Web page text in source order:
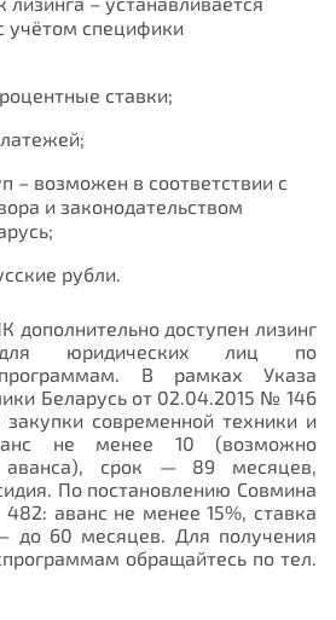
учётом специфики
ставки;
– возможен в соответствии с
и законодательством
рубли.
дополнительно доступен лизинг
для юридических лиц по
программам. В рамках Указа
Беларусь от 02.04.2015 № 146
современной техники и
не менее 10 (возможно
аванса), срок — 89 месяцев,
По постановлению Совмина
аванс не менее 15%, ставка
до 60 месяцев. Для получения
обращайтесь по тел.